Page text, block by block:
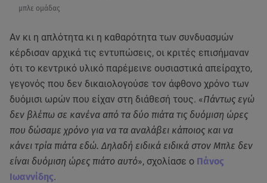
μπλε ομάδας
Αν κι η απλότητα κι η καθαρότητα των συνδυασμών
κέρδισαν αρχικά τις εντυπώσεις, οι κριτές επισήμαναν
ότι το κεντρικό υλικό παρέμεινε ουσιαστικά απείραχτο,
γεγονός που δεν δικαιολογούσε τον άφθονο χρόνο των
δυόμισι ωρών που είχαν στη διάθεσή τους. «Πάντως εγώ
δεν βλέπω σε κανένα από τα δύο πιάτα τις δυόμιση ώρες
που δώσαμε χρόνο για να τα αναλάβει κάποιος και να
κάνει τρία πιάτα εδώ. Δηλαδή ειδικά ειδικά στον Μπλε δεν
είναι δυόμιση ώρες πιάτο αυτό», σχολίασε ο Πάνος
Ιωαννίδης.